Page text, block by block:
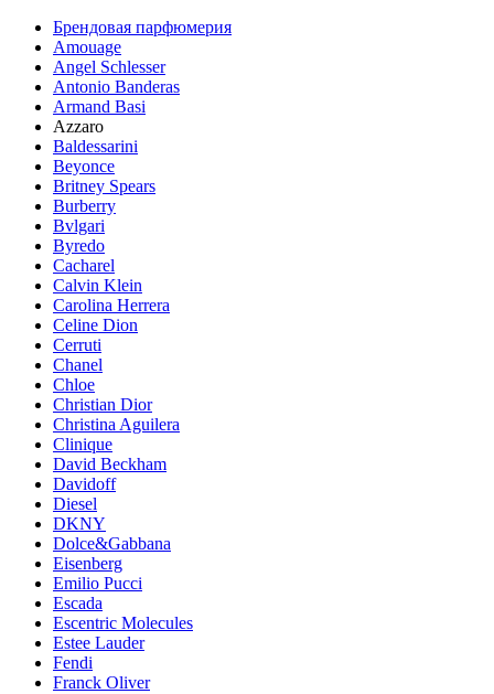
Брендовая парфюмерия
Amouage
Angel Schlesser
Antonio Banderas
Armand Basi
Azzaro
Baldessarini
Beyonce
Britney Spears
Burberry
Bvlgari
Byredo
Cacharel
Calvin Klein
Carolina Herrera
Celine Dion
Cerruti
Chanel
Chloe
Christian Dior
Christina Aguilera
Clinique
David Beckham
Davidoff
Diesel
DKNY
Dolce&Gabbana
Eisenberg
Emilio Pucci
Escada
Escentric Molecules
Estee Lauder
Fendi
Franck Oliver